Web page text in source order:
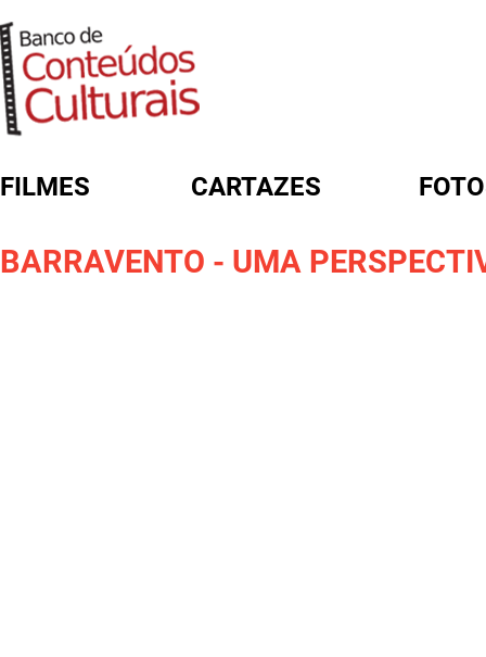
FILMES CARTAZES
BARRAVENTO - UMA
FORMULÁRIO DE BUSCA